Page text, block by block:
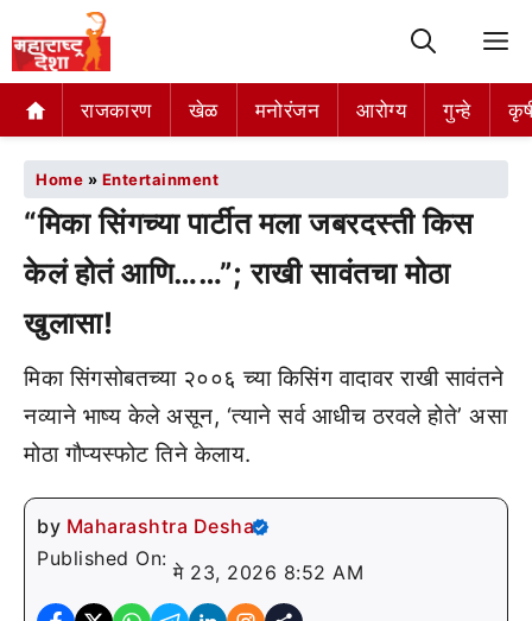
राजकारण खेळ मनोरंजन आरोग्य गुन्हे
Home » Entertainment
“मिका सिंगच्या पार्टीत मला जबरदस्ती किस
केलं होतं आणि……”; राखी सावंतचा मोठा
खुलासा!
मिका सिंगसोबतच्या २००६ च्या किसिंग वादावर राखी सावंतने
नव्याने भाष्य केले असून, ‘त्याने सर्व आधीच ठरवले होते’ असा
मोठा गौप्यस्फोट तिने केलाय.
by Maharashtra Desha
Published On:
मे 23, 2026 8:52 AM